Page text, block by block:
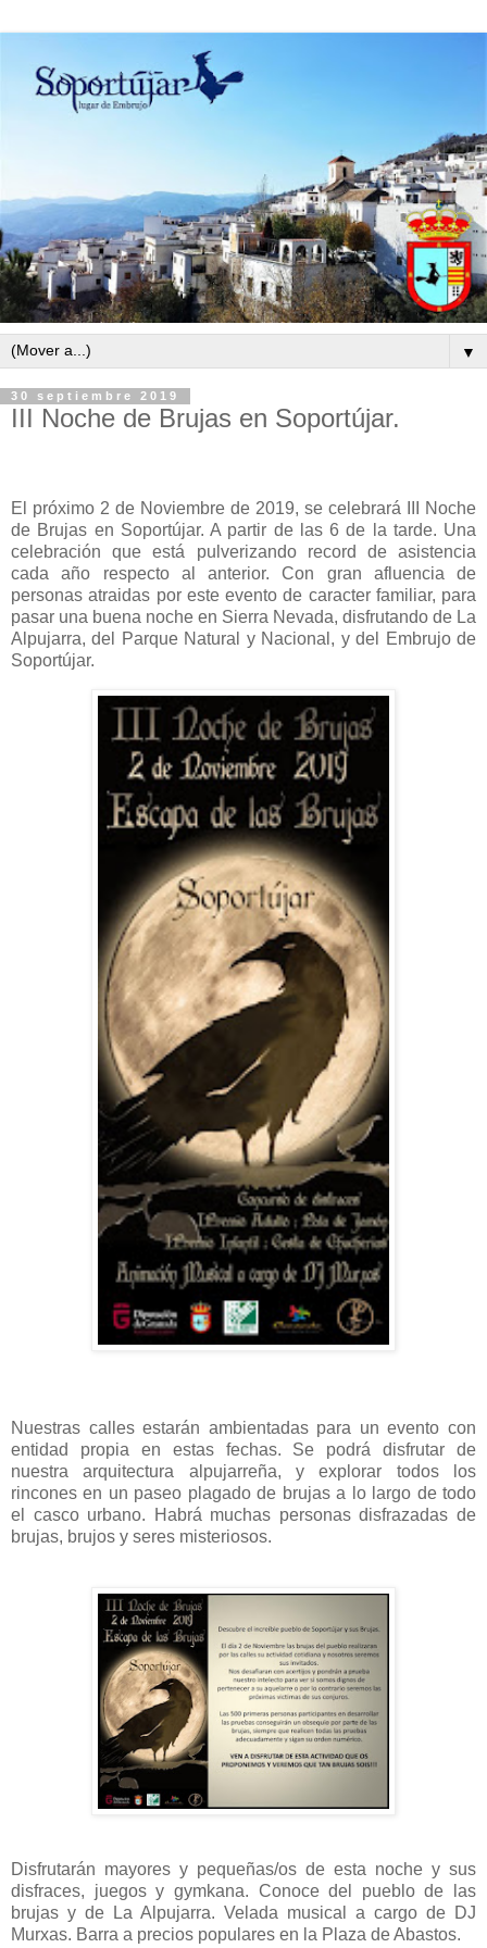
▼
30 septiembre 2019
III Noche de Brujas en Soportújar.
El próximo 2 de Noviembre de 2019, se celebrará III Noche
de Brujas en Soportújar. A partir de las 6 de la tarde. Una
celebración que está pulverizando record de asistencia
cada año respecto al anterior. Con gran afluencia de
personas atraidas por este evento de caracter familiar, para
pasar una buena noche en Sierra Nevada, disfrutando de La
Alpujarra, del Parque Natural y Nacional, y del Embrujo de
Soportújar.
Nuestras calles estarán ambientadas para un evento con
entidad propia en estas fechas. Se podrá disfrutar de
nuestra arquitectura alpujarreña, y explorar todos los
rincones en un paseo plagado de brujas a lo largo de todo
el casco urbano. Habrá muchas personas disfrazadas de
brujas, brujos y seres misteriosos.
Disfrutarán mayores y pequeñas/os de esta noche y sus
disfraces, juegos y gymkana. Conoce del pueblo de las
brujas y de La Alpujarra. Velada musical a cargo de DJ
Murxas. Barra a precios populares en la Plaza de Abastos.